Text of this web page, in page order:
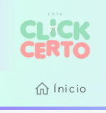
Ínicio